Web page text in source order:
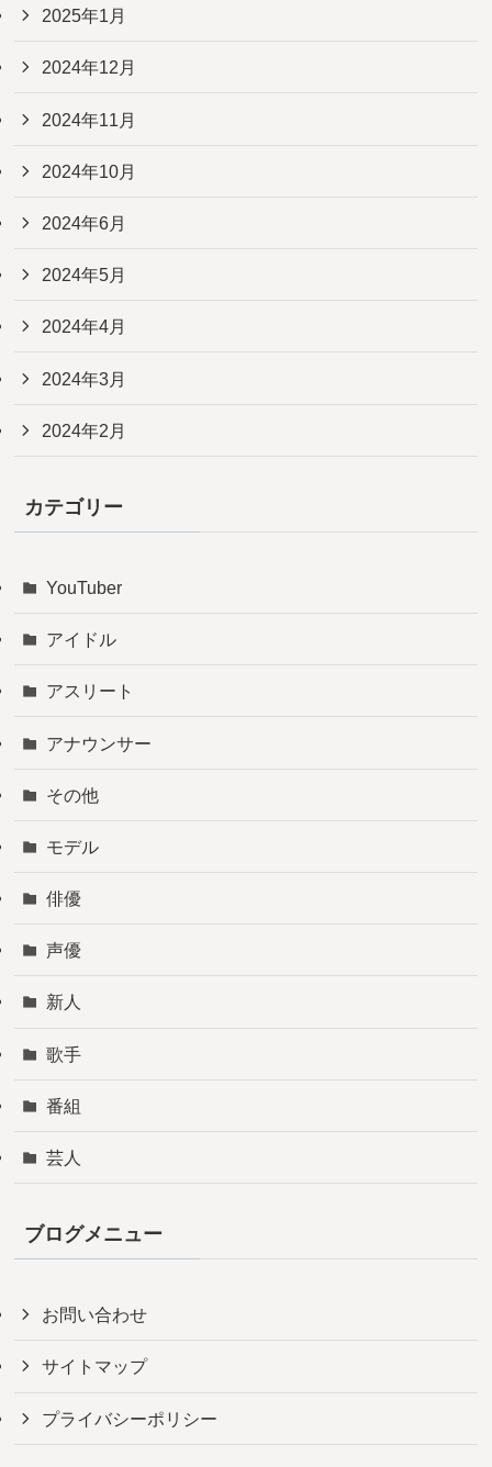
2025年1月
2024年12月
2024年11月
2024年10月
2024年6月
2024年5月
2024年4月
2024年3月
2024年2月
カテゴリー
YouTuber
アイドル
アスリート
アナウンサー
その他
モデル
俳優
声優
新人
歌手
番組
芸人
ブログメニュー
お問い合わせ
サイトマップ
プライバシーポリシー